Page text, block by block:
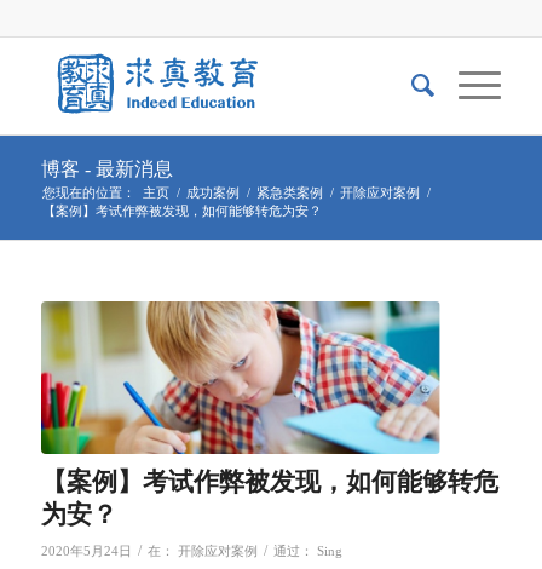
博客 - 最新消息
您现在的位置： 主页 / 成功案例 / 紧急类案例 / 开除应对案例 /
【案例】考试作弊被发现，如何能够转危为安？
【案例】考试作弊被发现，如何能够转危
为安？
2020年5月24日 / 在： 开除应对案例 / 通过： Sing